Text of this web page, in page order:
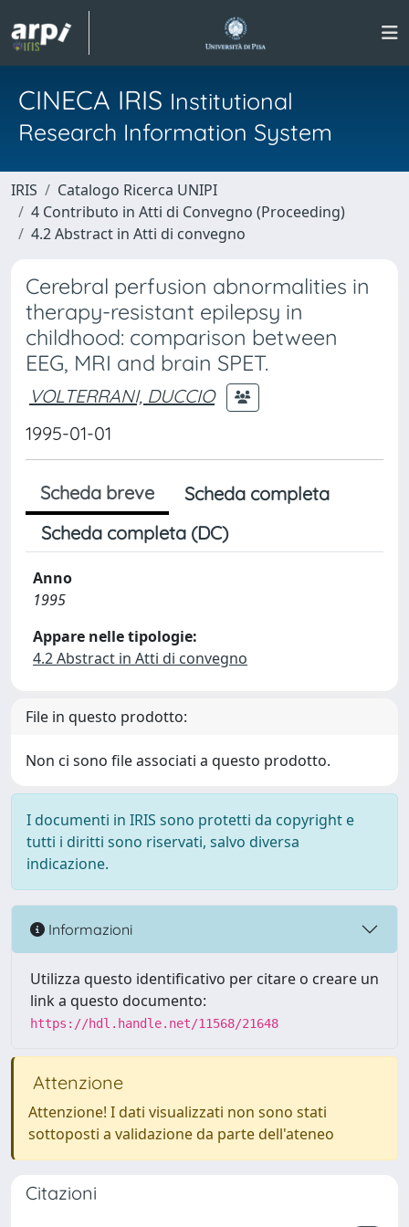
CINECA IRIS Institutional
Research Information System
IRIS
Catalogo Ricerca UNIPI
4 Contributo in Atti di Convegno (Proceeding)
4.2 Abstract in Atti di convegno
Cerebral perfusion abnormalities in
therapy-resistant epilepsy in
childhood: comparison between
EEG, MRI and brain SPET.
VOLTERRANI, DUCCIO
1995-01-01
Scheda breve
Scheda completa
Scheda completa (DC)
Anno
1995
Appare nelle tipologie:
4.2 Abstract in Atti di convegno
File in questo prodotto:
Non ci sono file associati a questo prodotto.
I documenti in IRIS sono protetti da copyright e
tutti i diritti sono riservati, salvo diversa
indicazione.
Informazioni
Utilizza questo identificativo per citare o creare un
link a questo documento:
https://hdl.handle.net/11568/21648
Attenzione
Attenzione! I dati visualizzati non sono stati
sottoposti a validazione da parte dell'ateneo
Citazioni